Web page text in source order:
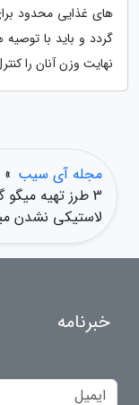
های غذایی محدود
گردد و باید با
نهایت وزن آنان را
مجله آی سیب »
لاستیکی نشدن
خبرنامه